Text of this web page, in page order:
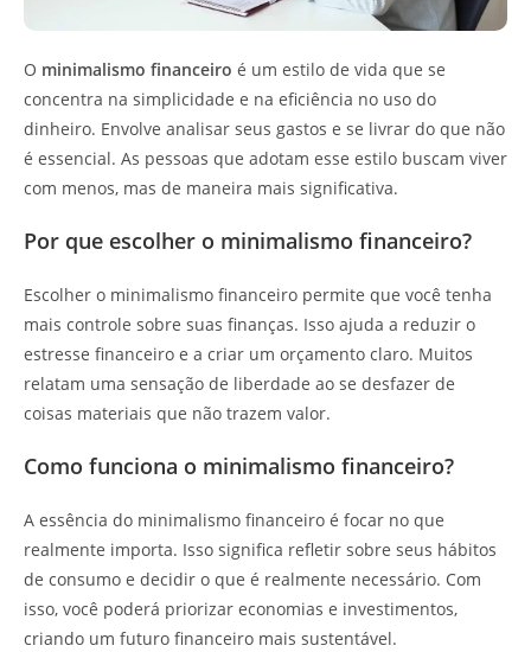
O minimalismo financeiro é um estilo de vida que se
concentra na simplicidade e na eficiência no uso do
dinheiro. Envolve analisar seus gastos e se livrar do que não
é essencial. As pessoas que adotam esse estilo buscam viver
com menos, mas de maneira mais significativa.
Por que escolher o minimalismo financeiro?
Escolher o minimalismo financeiro permite que você tenha
mais controle sobre suas finanças. Isso ajuda a reduzir o
estresse financeiro e a criar um orçamento claro. Muitos
relatam uma sensação de liberdade ao se desfazer de
coisas materiais que não trazem valor.
Como funciona o minimalismo financeiro?
A essência do minimalismo financeiro é focar no que
realmente importa. Isso significa refletir sobre seus hábitos
de consumo e decidir o que é realmente necessário. Com
isso, você poderá priorizar economias e investimentos,
criando um futuro financeiro mais sustentável.